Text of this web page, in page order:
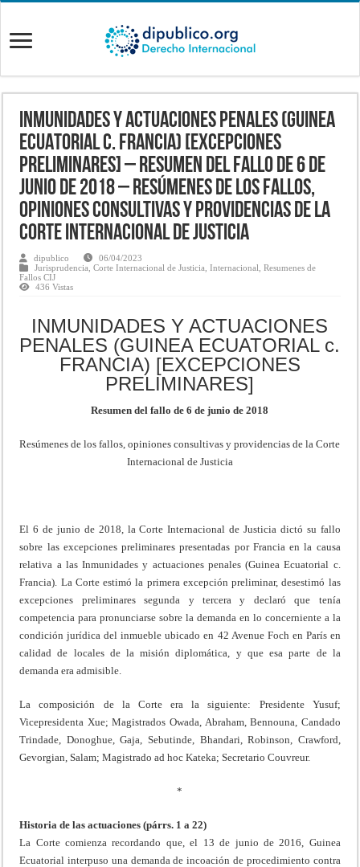
INMUNIDADES Y ACTUACIONES PENALES (GUINEA
ECUATORIAL c. FRANCIA) [EXCEPCIONES
PRELIMINARES] – Resumen del fallo de 6 de
junio de 2018 – Resúmenes de los fallos,
opiniones consultivas y providencias de la
Corte Internacional de Justicia
dipublico
06/04/2023
Jurisprudencia ,Corte Internacional de Justicia ,Internacional ,Resumenes de
Fallos CIJ
436 Vistas
INMUNIDADES Y ACTUACIONES
PENALES (GUINEA ECUATORIAL c.
FRANCIA) [EXCEPCIONES
PRELIMINARES]
Resumen del fallo de 6 de junio de 2018
Resúmenes de los fallos, opiniones consultivas y providencias de la Corte
Internacional de Justicia
El 6 de junio de 2018, la Corte Internacional de Justicia dictó su fallo
sobre las excepciones preliminares presentadas por Francia en la causa
relativa a las Inmunidades y actuaciones penales (Guinea Ecuatorial c.
Francia). La Corte estimó la primera excepción preliminar, desestimó las
excepciones preliminares segunda y tercera y declaró que tenía
competencia para pronunciarse sobre la demanda en lo concerniente a la
condición jurídica del inmueble ubicado en 42 Avenue Foch en París en
calidad de locales de la misión diplomática, y que esa parte de la
demanda era admisible.
La composición de la Corte era la siguiente: Presidente Yusuf;
Vicepresidenta Xue; Magistrados Owada, Abraham, Bennouna, Candado
Trindade, Donoghue, Gaja, Sebutinde, Bhandari, Robinson, Crawford,
Gevorgian, Salam; Magistrado ad hoc Kateka; Secretario Couvreur.
*
Historia de las actuaciones (párrs. 1 a 22)
La Corte comienza recordando que, el 13 de junio de 2016, Guinea
Ecuatorial interpuso una demanda de incoación de procedimiento contra